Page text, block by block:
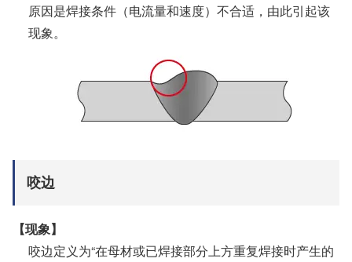
原因是焊接条件（电流量和速度）不合适，由此引起该
现象。
咬边
【现象】
咬边定义为“在母材或已焊接部分上方重复焊接时产生的